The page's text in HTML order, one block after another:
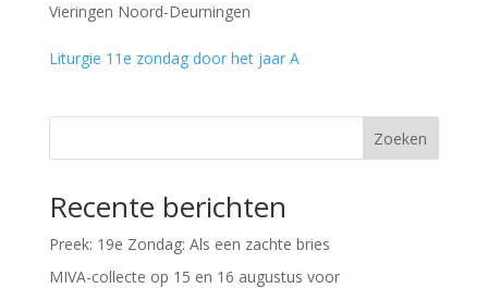
Vieringen Noord-Deurningen
Liturgie 11e zondag door het jaar A
Zoeken
Recente berichten
Preek: 19e Zondag: Als een zachte bries
MIVA-collecte op 15 en 16 augustus voor